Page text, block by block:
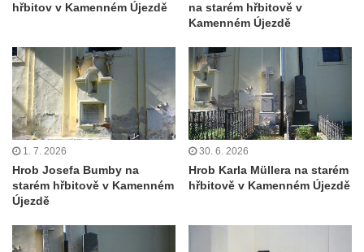
Kovanicích
Pamětní deska Rudé armádě na radnici v
Trutnově
Pomník obětem koncentračního tábora na
hřbitově v Rychnově u Jablonce nad Nisou
Pomník pracovního nasazení vězňů
koncentračního tábora v Tovární ulici v
Kenotaf Alfreda Langa na hřbitově v Krásné
u Pěnčína
hřbitov v Kamenném Újezdě
na starém hřbitově v
Kamenném Újezdě
1. 7. 2026
Hrob Josefa Bumby na
starém hřbitově v Kamenném
Újezdě
30. 6. 2026
Hrob Karla Müllera na starém
hřbitově v Kamenném Újezdě